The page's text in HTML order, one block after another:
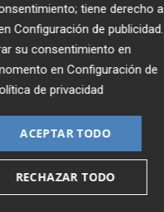
tiene derecho a
Configuración de publicidad
su consentimiento en
enConfiguración de
de privacidad
ACEPTAR TODO
RECHAZAR TODO